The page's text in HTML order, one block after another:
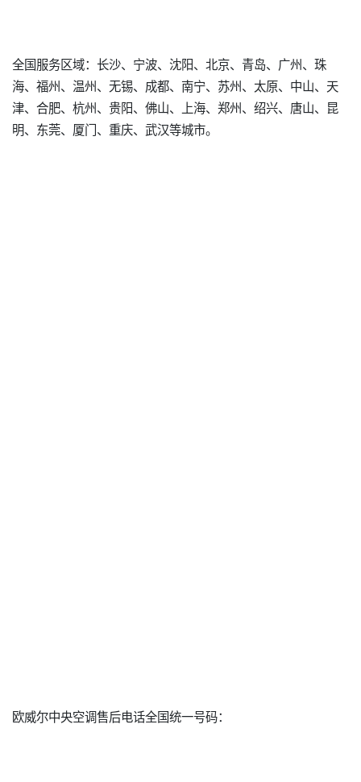
全国服务区域：长沙、宁波、沈阳、北京、青岛、广州、珠
海、福州、温州、无锡、成都、南宁、苏州、太原、中山、天
津、合肥、杭州、贵阳、佛山、上海、郑州、绍兴、唐山、昆
明、东莞、厦门、重庆、武汉等城市。
欧威尔中央空调售后电话全国统一号码：